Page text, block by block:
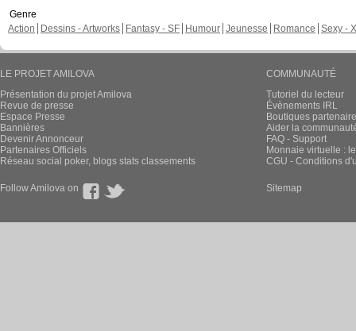
Genre
Action
Dessins - Artworks Fantasy - SF Humour Jeunesse Romance Sexy -
LE PROJET AMILOVA
Présentation du projet Amilova
Revue de presse
Espace Presse
Bannières
Devenir Annonceur
Partenaires Officiels
Réseau social poker, blogs stats classements
COMMUNAUTÉ
Tutoriel du lecteur
Évènements IRL
Boutiques
Aider la
FAQ - Support
Monnaie virtuelle :
CGU - Conditions
Follow Amilova on Sitemap